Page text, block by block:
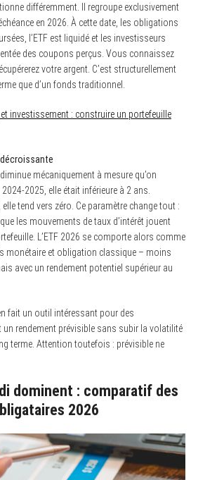
différemment. Il regroupe exclusivement
en 2026. À cette date, les obligations
l’ETF est liquidé et les investisseurs
des coupons perçus. Vous connaissez
votre argent. C’est structurellement
que d’un fonds traditionnel.
investissement : construire un portefeuille
mécaniquement à mesure qu’on
2025, elle était inférieure à 2 ans.
tend vers zéro. Ce paramètre change tout :
les mouvements de taux d’intérêt jouent
L’ETF 2026 se comporte alors comme
monétaire et obligation classique – moins
avec un rendement potentiel supérieur au
fait un outil intéressant pour des
un rendement prévisible sans subir la volatilité
terme. Attention toutefois : prévisible ne
dominent : comparatif des
2026